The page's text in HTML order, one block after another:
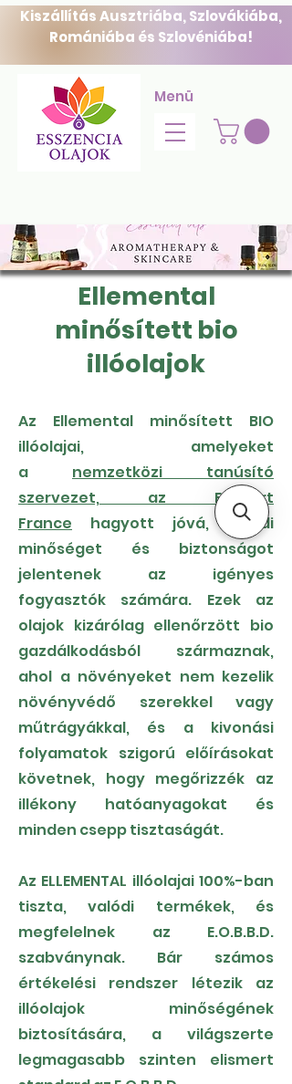
Kiszállítás Ausztriába, Szlovákiába,
Romániába és Szlovéniába!
Menü
Ellemental
minősített bio
illóolajok
Az Ellemental minősített BIO
illóolajai, amelyeket
a nemzetközi tanúsító
szervezet, az Ecocert
France hagyott jóvá, valódi
minőséget és biztonságot
jelentenek az igényes
fogyasztók számára. Ezek az
olajok kizárólag ellenőrzött bio
gazdálkodásból származnak,
ahol a növényeket nem kezelik
növényvédő szerekkel vagy
műtrágyákkal, és a kivonási
folyamatok szigorú előírásokat
követnek, hogy megőrizzék az
illékony hatóanyagokat és
minden csepp tisztaságát.
Az ELLEMENTAL illóolajai 100%-ban
tiszta, valódi termékek, és
megfelelnek az E.O.B.B.D.
szabványnak. Bár számos
értékelési rendszer létezik az
illóolajok minőségének
biztosítására, a világszerte
legmagasabb szinten elismert